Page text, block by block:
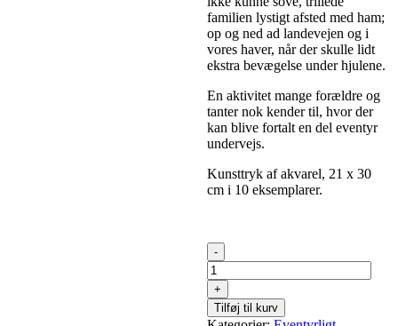
familien lystigt afsted med ham;
op og ned ad landevejen og i
vores haver, når der skulle lidt
ekstra bevægelse under hjulene.
En aktivitet mange forældre og
tanter nok kender til, hvor der
kan blive fortalt en del eventyr
undervejs.
Kunsttryk af akvarel, 21 x 30
cm i 10 eksemplarer.
Storms
Have,
kunsttryk
antal
Tilføj til kurv